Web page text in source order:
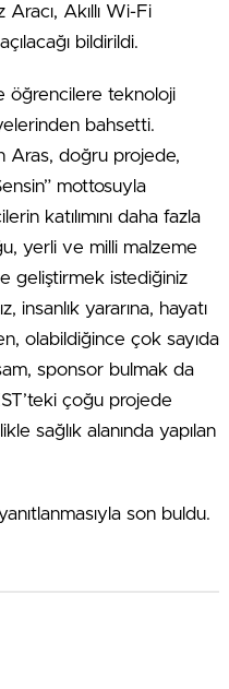
Akıllı Wi-Fi
bildirildi.
öğrencilere teknoloji
bahsetti.
Aras, doğru projede,
mottosuyla
katılımını daha fazla
yerli ve milli malzeme
geliştirmek istediğiniz
insanlık yararına, hayatı
olabildiğince çok sayıda
sponsor bulmak da
çoğu projede
sağlık alanında yapılan
son buldu.